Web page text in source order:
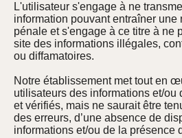
L'utilisateur s'engage à ne
information pouvant entraîner
pénale et s'engage à ce titre à ne
site des informations illégales,
ou diffamatoires.
Notre établissement met tout en
utilisateurs des informations et/
et vérifiés, mais ne saurait être
des erreurs, d’une absence de
informations et/ou de la présence